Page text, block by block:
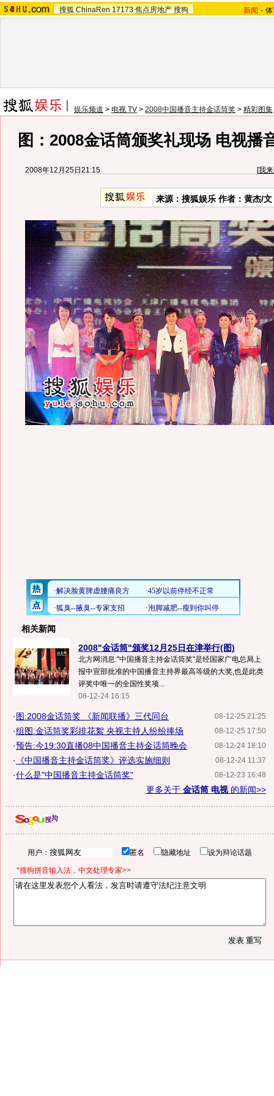
搜狐 ChinaRen 17173 焦点房地产 搜狗 新闻 -
娱乐频道 > 电视 TV > 2008中国播音主持金话筒奖 > 精彩图集
图：2008金话筒颁奖礼现场 电视播
2008年12月25日21:15 [我
来源：搜狐娱乐 作者：黄杰/
相关新闻
2008"金话筒"颁奖12月25日在津举行(图)
北方网消息:"中国播音主持金话筒奖"是经国家广电总局上
报中宣部批准的中国播音主持界最高等级的大奖,也是此类
评奖中唯一的全国性奖项...
08-12-24 16:15
08-12-25 21:25
·图:2008金话筒奖 《新闻联播》三代同台
08-12-25 17:50
·组图:金话筒奖彩排花絮 央视主持人纷纷捧场
08-12-24 18:10
·预告:今19:30直播08中国播音主持金话筒晚会
08-12-24 11:37
· 《中国播音主持金话筒奖》评选实施细则
08-12-23 16:48
·什么是"中国播音主持金话筒奖"
更多关于 金话筒 电视的新闻>>
用户： 匿名 隐藏地址 设为辩论话题
*搜狗拼音输入法，中文处理专家>>